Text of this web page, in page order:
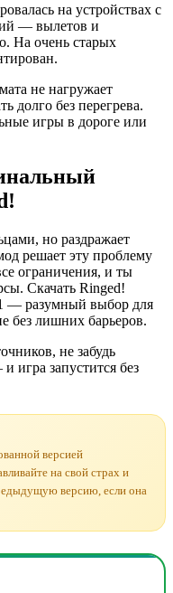
на устройствах с
— вылетов и
На очень старых
не нагружает
долго без перегрева.
игры в дороге или
но раздражает
решает эту проблему
ограничения, и ты
Скачать Ringed!
— разумный выбор для
без лишних барьеров.
не забудь
игра запустится без
версией
на свой страх и
версию, если она